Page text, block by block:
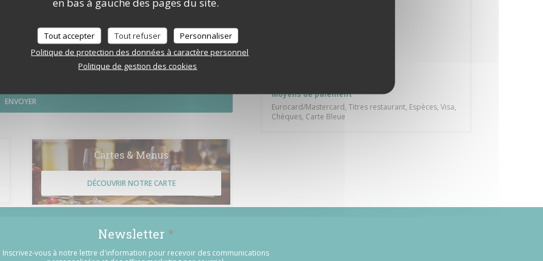
Tout accepter Tout refuser
Personnaliser
Politique de protection des données à caractère personnel
Politique de gestion des cookies
consommateur peut user de son droit à s'inscrire sur la liste d'opposition au
sur le traitement de vos données, consultez notrepolitique de
Cartes & Menus
DÉCOUVRIR NOTRE CARTE
Moyens de paiement
Eurocard/Mastercard, Titres restaurant, Espèces, Visa,
Chèques, Carte Bleue
Newsletter *
Inscrivez-vous à notre lettre d'information pour recevoir des communications